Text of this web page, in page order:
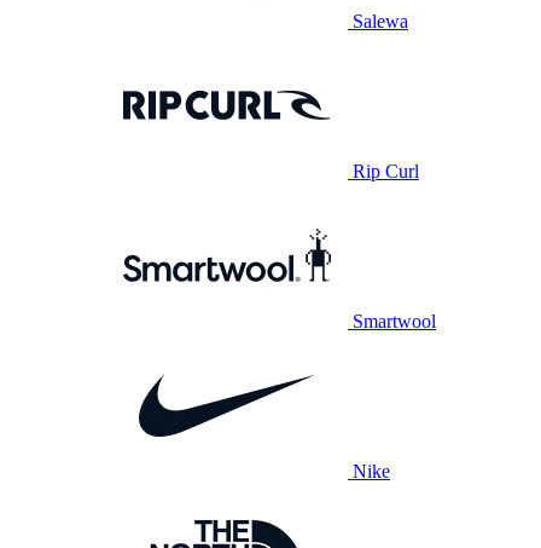
Salewa
Rip Curl
Smartwool
Nike